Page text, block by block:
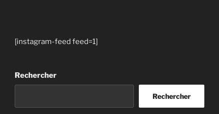
[instagram-feed feed=1]
Rechercher
Rechercher